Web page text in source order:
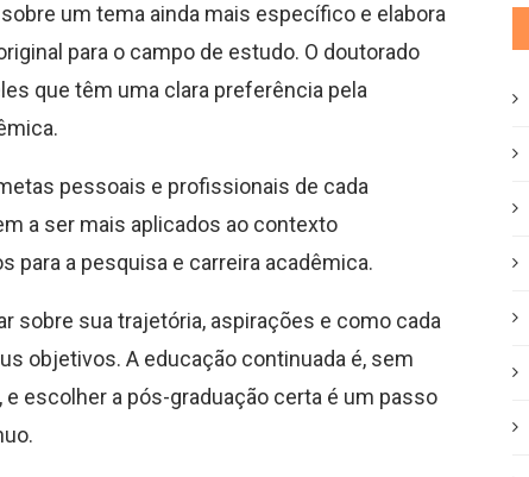
um tema ainda mais específico e elabora
para o campo de estudo. O doutorado
que têm uma clara preferência pela
pessoais e profissionais de cada
a ser mais aplicados ao contexto
para a pesquisa e carreira acadêmica.
sobre sua trajetória, aspirações e como cada
objetivos. A educação continuada é, sem
escolher a pós-graduação certa é um passo